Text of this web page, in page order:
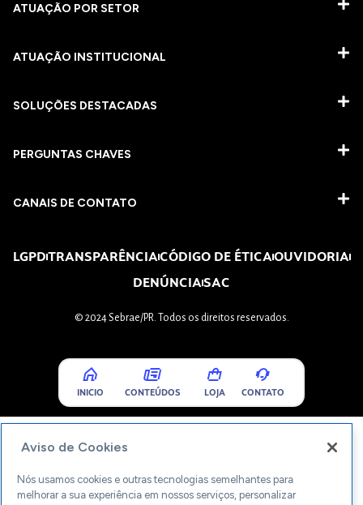
ATUAÇÃO POR SETOR
ATUAÇÃO INSTITUCIONAL
SOLUÇÕES DESTACADAS
PERGUNTAS CHAVES​
CANAIS DE CONTATO
LGPDTRANSPARÊNCIACÓDIGO DE ÉTICAOUVIDORIA
DENÚNCIASAC
© 2024 Sebrae/PR. Todos os direitos reservados.
INICIO CONTEÚDOS LOJA CONTATO
Aviso de Cookies
Nós usamos cookies e outras tecnologias semelhantes para
melhorar a sua experiência em nossos serviços, personalizar